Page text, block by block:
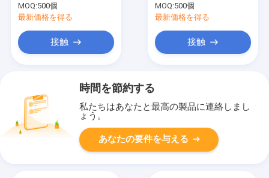
MOQ:500個
最新価格を得る
接触
MOQ:500個
最新価格を得る
接触
時間を節約する
私たちはあなたと最高の製品に連絡しまし
ょう。
あなたの要件を与える